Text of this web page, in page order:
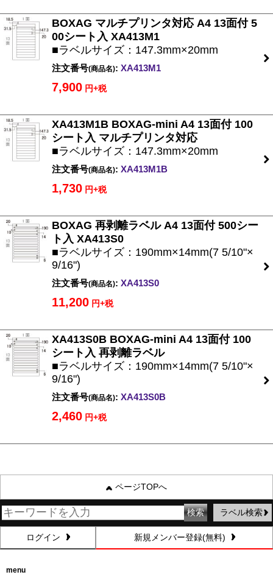
BOXAG マルチプリンタ対応 A4 13面付 5
00シート入 XA413M1
■ラベルサイズ：147.3mm×20mm
注文番号(商品名): XA413M1
7,900 円+税
XA413M1B BOXAG-mini A4 13面付 100
シート入 マルチプリンタ対応
■ラベルサイズ：147.3mm×20mm
注文番号(商品名): XA413M1B
1,730 円+税
BOXAG 再剥離ラベル A4 13面付 500シー
ト入 XA413S0
■ラベルサイズ：190mm×14mm(7 5/10"×
9/16")
注文番号(商品名): XA413S0
11,200 円+税
XA413S0B BOXAG-mini A4 13面付 100
シート入 再剥離ラベル
■ラベルサイズ：190mm×14mm(7 5/10"×
9/16")
注文番号(商品名): XA413S0B
2,460 円+税
ページTOPへ
ラベル検索
ログイン 新規メンバー登録(無料)
menu